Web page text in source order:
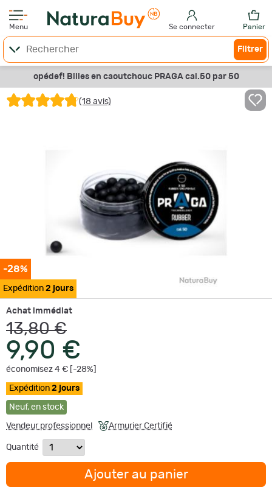
Menu Se connecter Panier
Filtrer
opédef! Billes en caoutchouc PRAGA cal.50 par 50
(18 avis)
-28%
Expédition 2 jours
Achat immédiat
13,80 €
9,90 €
économisez 4 € [-28%]
Expédition 2 jours
Neuf, en stock
Vendeur professionnel Armurier Certifié
Quantité
Ajouter au panier